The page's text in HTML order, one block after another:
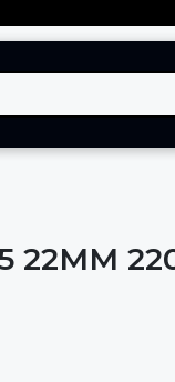
22MM